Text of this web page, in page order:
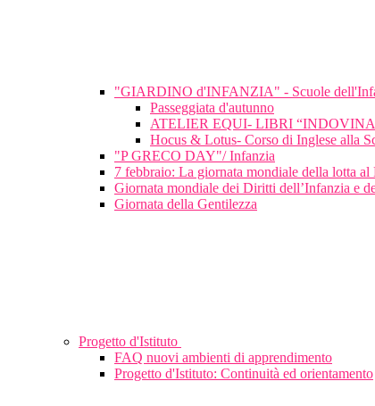
"GIARDINO d'INFANZIA" - Scuole
Passeggiata d'autunno
ATELIER EQUI- LIBRI
Hocus & Lotus- Corso di Inglese alla
"P GRECO DAY"/ Infanzia
7 febbraio: La giornata mondiale della lotta
Giornata mondiale dei Diritti dell’Infanzia e
Giornata della Gentilezza
Progetto d'Istituto
FAQ nuovi ambienti di apprendimento
Progetto d'Istituto: Continuità ed orientamento